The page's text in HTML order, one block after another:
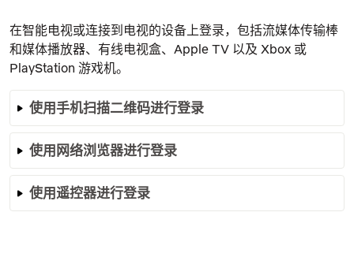
在智能电视或连接到电视的设备上登录，包括流媒体传输棒
和媒体播放器、有线电视盒、Apple TV 以及 Xbox 或
PlayStation 游戏机。
使用手机扫描二维码进行登录
使用网络浏览器进行登录
使用遥控器进行登录